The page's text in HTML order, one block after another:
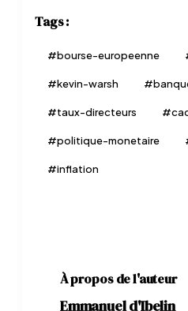
Tags :
#bourse-europeenne
#kevin-warsh #
#taux-directeurs #
#politique-monetaire
#inflation
À propos de l'auteur
Emmanuel d'Ibelin